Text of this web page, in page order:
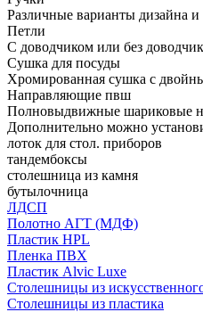
Различные варианты дизайна
Петли
С доводчиком или без
Сушка для посуды
Хромированная сушка с
Направляющие пвш
Полновыдвижные шариковые
Дополнительно можно
лоток для стол. приборов
тандембоксы
столешница из камня
бутылочница
ЛДСП
Полотно АГТ (МДФ)
Пластик HPL
Пленка ПВХ
Пластик Alvic Luxe
Столешницы из
Столешницы из пластика